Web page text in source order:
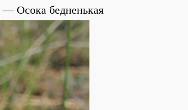
Осока бедненькая